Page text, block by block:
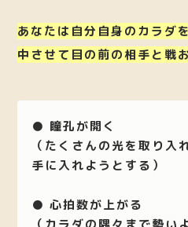
あなたは自分自身のカラダ
中させて目の前の相手と戦
● 瞳孔が開く
（たくさんの光を取り入
手に入れようとする）
● 心拍数が上がる